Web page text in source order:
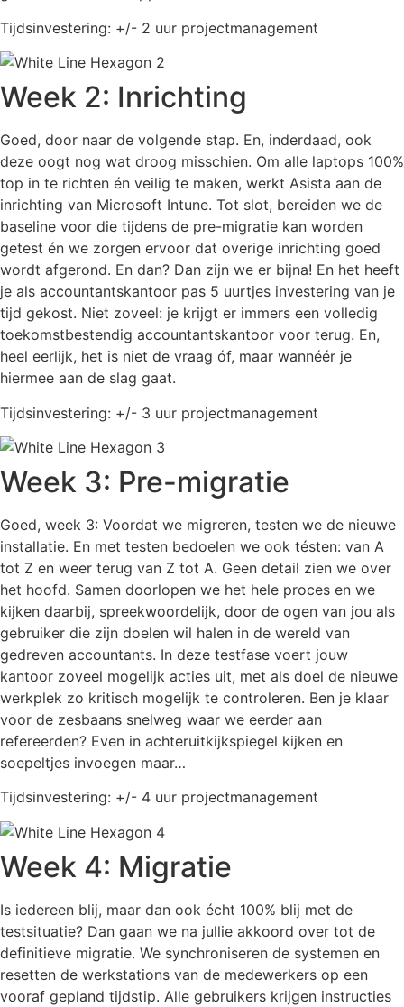
Tijdsinvestering: +/- 2 uur projectmanagement
Week 2: Inrichting
Goed, door naar de volgende stap. En, inderdaad, ook
deze oogt nog wat droog misschien. Om alle laptops 100%
top in te richten én veilig te maken, werkt Asista aan de
inrichting van Microsoft Intune. Tot slot, bereiden we de
baseline voor die tijdens de pre-migratie kan worden
getest én we zorgen ervoor dat overige inrichting goed
wordt afgerond. En dan? Dan zijn we er bijna! En het heeft
je als accountantskantoor pas 5 uurtjes investering van je
tijd gekost. Niet zoveel: je krijgt er immers een volledig
toekomstbestendig accountantskantoor voor terug. En,
heel eerlijk, het is niet de vraag óf, maar wannéér je
hiermee aan de slag gaat.
Tijdsinvestering: +/- 3 uur projectmanagement
Week 3: Pre-migratie
Goed, week 3: Voordat we migreren, testen we de nieuwe
installatie. En met testen bedoelen we ook tésten: van A
tot Z en weer terug van Z tot A. Geen detail zien we over
het hoofd. Samen doorlopen we het hele proces en we
kijken daarbij, spreekwoordelijk, door de ogen van jou als
gebruiker die zijn doelen wil halen in de wereld van
gedreven accountants. In deze testfase voert jouw
kantoor zoveel mogelijk acties uit, met als doel de nieuwe
werkplek zo kritisch mogelijk te controleren. Ben je klaar
voor de zesbaans snelweg waar we eerder aan
refereerden? Even in achteruitkijkspiegel kijken en
soepeltjes invoegen maar…
Tijdsinvestering: +/- 4 uur projectmanagement
Week 4: Migratie
Is iedereen blij, maar dan ook écht 100% blij met de
testsituatie? Dan gaan we na jullie akkoord over tot de
definitieve migratie. We synchroniseren de systemen en
resetten de werkstations van de medewerkers op een
vooraf gepland tijdstip. Alle gebruikers krijgen instructies